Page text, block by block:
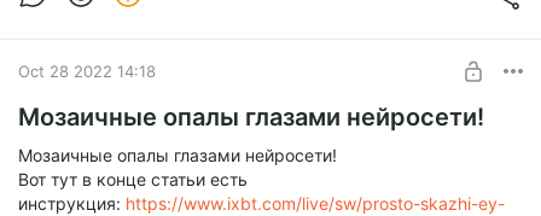
Oct 28 2022 14:18
Мозаичные опалы глазами нейросети!
Мозаичные опалы глазами нейросети!
Вот тут в конце статьи есть
инструкция: https://www.ixbt.com/live/sw/prosto-skazhi-ey-